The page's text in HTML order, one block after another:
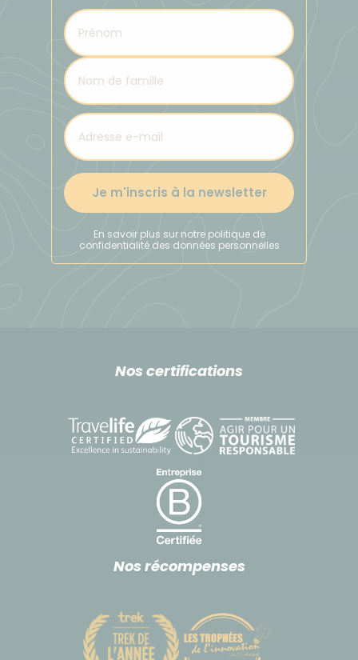
Je m'inscris à la newsletter
En savoir plus sur notre politique de
confidentialité des données personnelles
Nos certifications
Nos récompenses